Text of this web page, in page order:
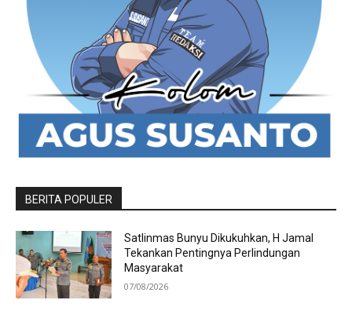
BERITA POPULER
Satlinmas Bunyu Dikukuhkan, H Jamal
Tekankan Pentingnya Perlindungan
Masyarakat
07/08/2026